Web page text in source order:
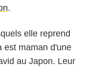
.
elle reprend
est maman d'une
au Japon. Leur